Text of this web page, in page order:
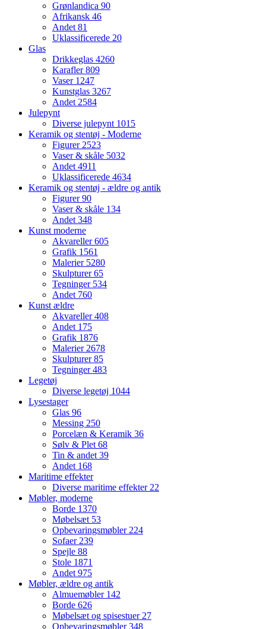
Grønlandica 90
Afrikansk 46
Andet 81
Uklassificerede 20
Glas
Drikkeglas 4260
Karafler809
Vaser 1247
Kunstglas 3267
Andet 2584
Julepynt
Diverse julepynt 1015
Keramik og stentøj - Moderne
Figurer 2523
Vaser & skåle 5032
Andet 4911
Uklassificerede 4634
Keramik og stentøj - ældre og antik
Figurer90
Vaser & skåle 134
Andet 348
Kunst moderne
Akvareller605
Grafik 1561
Malerier 5280
Skulpturer65
Tegninger 534
Andet 760
Kunst ældre
Akvareller408
Andet 175
Grafik 1876
Malerier 2678
Skulpturer85
Tegninger483
Legetøj
Diverse legetøj 1044
Lysestager
Glas 96
Messing 250
Porcelæn & Keramik 36
Sølv & Plet 68
Tin & andet 39
Andet 168
Maritime effekter
Diverse maritime effekter 22
Møbler, moderne
Borde 1370
Møbelsæt 53
Opbevaringsmøbler 224
Sofaer 239
Spejle 88
Stole 1871
Andet 975
Møbler, ældre og antik
Almuemøbler 142
Borde 626
Møbelsæt og spisestuer 27
Opbevaringsmøbler348